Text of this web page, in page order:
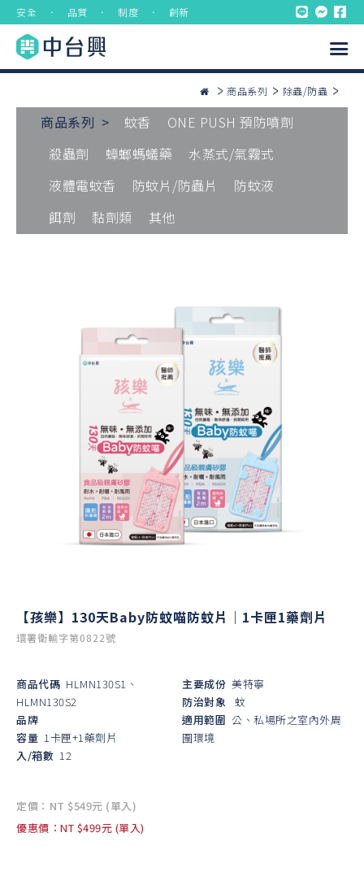
安全 ． 品質 ． 制度 ． 創新
商品系列 除蟲/防蟲
商品系列 > 蚊香
ONE PUSH 預防噴劑
殺蟲劑
蟑螂螞蟻藥
水蒸式/氣霧式
液體電蚊香
防蚊片/防蟲片
防蚊液
餌劑
黏劑類 其他
【孩樂】130天Baby防蚊喵防蚊片｜1卡匣1藥劑片
環署衛輸字第0822號
商品代碼 HLMN130S1、
HLMN130S2
品牌
容量 1卡匣+1藥劑片
入/箱數 12
主要成份 美特寧
防治對象 蚊
適用範圍 公、私場所之室內外周
圍環境
定價：NT $549元 (單入)
優惠價：NT $499元 (單入)